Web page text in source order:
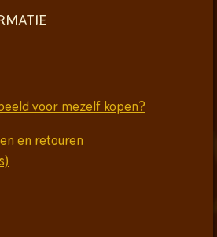
voor mezelf kopen?
en retouren